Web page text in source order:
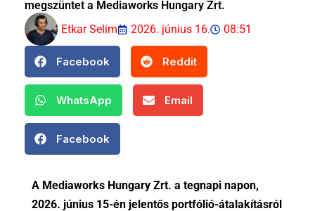
megszüntet a Mediaworks Hungary Zrt.
Etkar Selim
2026. június 16. 08:51
Facebook Reddit
WhatsApp Email
Facebook
A Mediaworks Hungary Zrt. a tegnapi napon,
2026. június 15-én jelentős portfólió-átalakításról